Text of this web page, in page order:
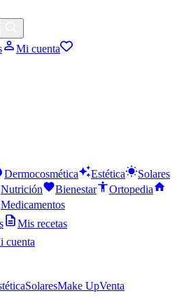
Mi cuenta
Dermocosmética Estética
Solares
Nutrición Bienestar
Ortopedia
Medicamentos
Mis recetas
cuenta
SolaresMake UpVenta